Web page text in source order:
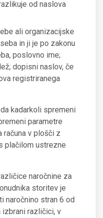
od naslova
ali organizacijske
in ji je po zakonu
poslovno ime;
dopisni naslov, če
registriranega
kadarkoli spremeni
parametre
računa v plošči z
plačilom ustrezne
naročnine za
storitev je
naročnino stran 6 od
izbrani različici, v